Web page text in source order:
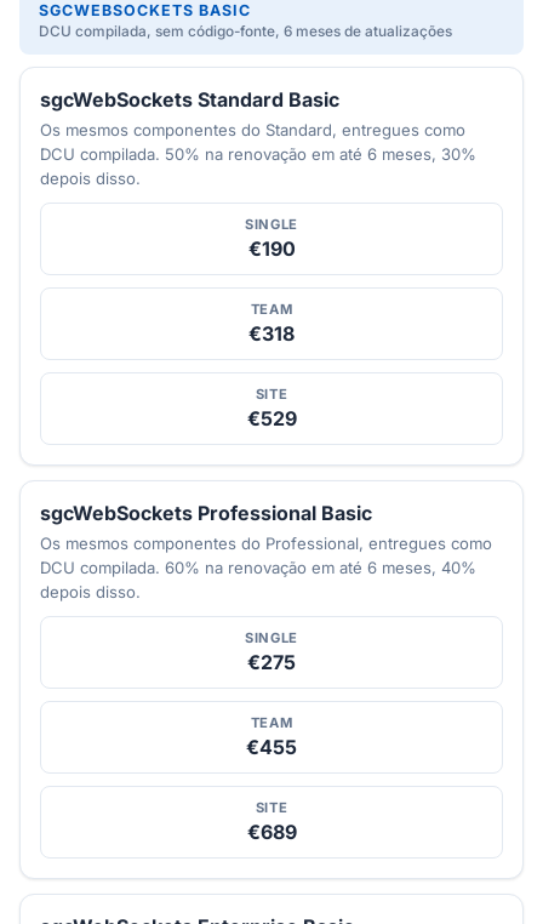
SGCWEBSOCKETS BASIC
DCU compilada, sem código-fonte, 6 meses de atualizações
sgcWebSockets Standard Basic
Os mesmos componentes do Standard, entregues como
DCU compilada. 50% na renovação em até 6 meses, 30%
depois disso.
SINGLE
€190
TEAM
€318
SITE
€529
sgcWebSockets Professional Basic
Os mesmos componentes do Professional, entregues como
DCU compilada. 60% na renovação em até 6 meses, 40%
depois disso.
SINGLE
€275
TEAM
€455
SITE
€689